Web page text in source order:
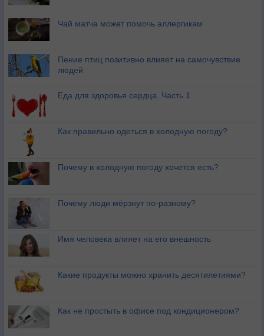
Чай матча может помочь аллергикам
Пение птиц позитивно влияет на самочувствие
людей
Еда для здоровья сердца. Часть 1
Как правильно одеться в холодную погоду?
Почему в холодную погоду хочется есть?
Почему люди мёрзнут по-разному?
Имя человека влияет на его внешность
Какие продукты можно хранить десятилетиями?
Как не простыть в офисе под кондиционером?